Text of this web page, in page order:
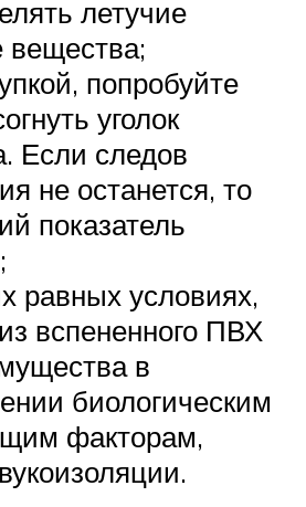
летучие
вещества;
попробуйте
уголок
Если следов
не останется, то
показатель
равных условиях,
вспененного ПВХ
в
биологическим
факторам,